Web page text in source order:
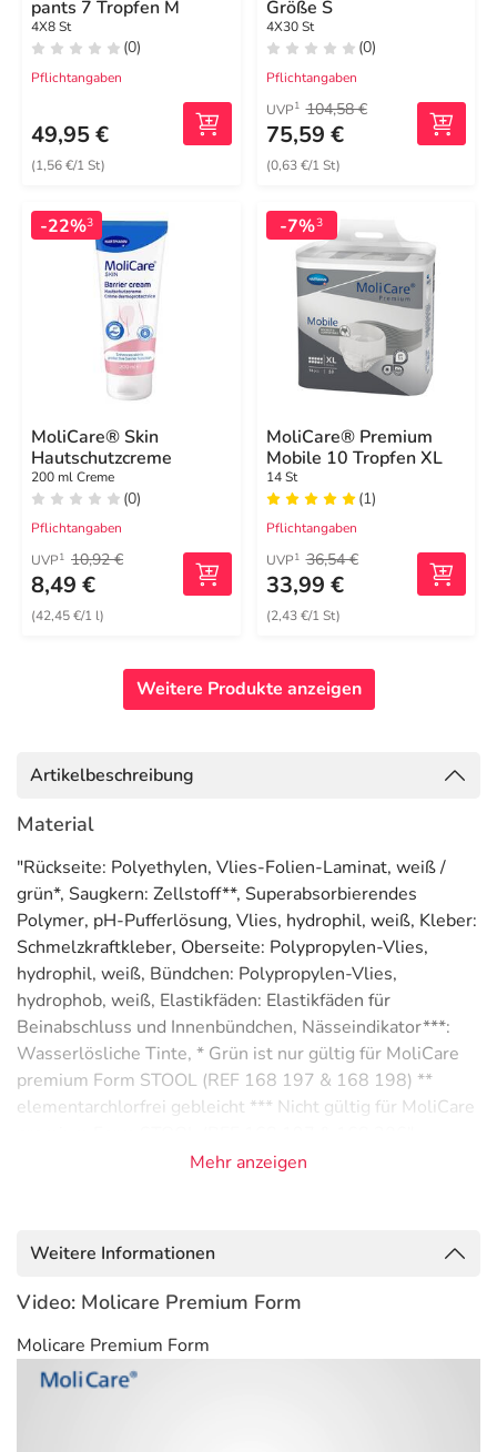
pants 7 Tropfen M
4X8 St
(0)
Pflichtangaben
49,95 €
(1,56 €/1 St)
Größe S
4X30 St
(0)
Pflichtangaben
UVP1 104,58 €
75,59 €
(0,63 €/1 St)
-22%3
MoliCare® Skin
Hautschutzcreme
200 ml Creme
(0)
Pflichtangaben
UVP1 10,92 €
8,49 €
(42,45 €/1 l)
-7%3
MoliCare® Premium
Mobile 10 Tropfen XL
14 St
(1)
Pflichtangaben
UVP1 36,54 €
33,99 €
(2,43 €/1 St)
Weitere Produkte anzeigen
Artikelbeschreibung
Material
"Rückseite: Polyethylen, Vlies-Folien-Laminat, weiß /
grün*, Saugkern: Zellstoff**, Superabsorbierendes
Polymer, pH-Pufferlösung, Vlies, hydrophil, weiß, Kleber:
Schmelzkraftkleber, Oberseite: Polypropylen-Vlies,
hydrophil, weiß, Bündchen: Polypropylen-Vlies,
hydrophob, weiß, Elastikfäden: Elastikfäden für
Beinabschluss und Innenbündchen, Nässeindikator***:
Wasserlösliche Tinte, * Grün ist nur gültig für MoliCare
premium Form STOOL (REF 168 197 & 168 198) **
elementarchlorfrei gebleicht *** Nicht gültig für MoliCare
Adresse des Anbieters/Herstellers
Paul Hartmann Str. 12
elektronische Adresse: https://www.hartmann.info/de-de
| info@hartmann.info
Angaben gem. EU-Produktsicherheitsverordnung (GPSR)
Mehr anzeigen
Weitere Informationen
Video: Molicare Premium Form
Molicare Premium Form